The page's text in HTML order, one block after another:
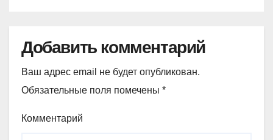
Добавить комментарий
Ваш адрес email не будет опубликован.
Обязательные поля помечены *
Комментарий